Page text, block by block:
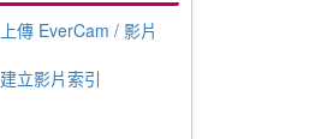
上傳 EverCam / 影片
建立影片索引